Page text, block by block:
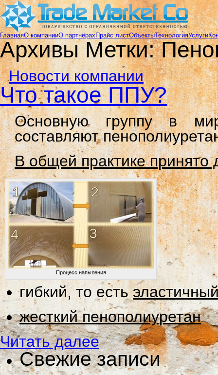
ГлавнаяО компанииО партнёрахПрайс листОбъектыТехнологияУслуги
Архивы Метки:
Новости компании
Что такое ППУ?
Основную группу в
составляют
В общей практике
Процесс напыления
гибкий, то есть
жесткий пенополиуретан
Читать далее
Свежие записи